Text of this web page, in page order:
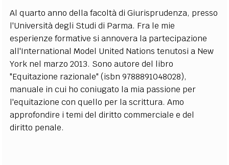
EXTRA
CODICI RUBRICHE LIBRI PROCEEDINGS PUBBLICITÀ CONTATTI
SOCIAL MEDIA
Al quarto anno della facoltà di Giurisprudenza, presso
l'Università degli Studi di Parma. Fra le mie
esperienze formative si annovera la partecipazione
all'International Model United Nations tenutosi a New
York nel marzo 2013. Sono autore del libro
"Equitazione razionale" (isbn 9788891048028),
manuale in cui ho coniugato la mia passione per
l'equitazione con quello per la scrittura. Amo
approfondire i temi del diritto commerciale e del
diritto penale.